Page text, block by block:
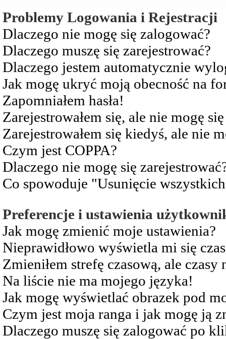
Problemy Logowania i Rejestracji
Dlaczego nie mogę się zalogować?
Dlaczego muszę się zarejestrować?
Dlaczego jestem automatycznie
Jak mogę ukryć moją obecność na
Zapomniałem hasła!
Zarejestrowałem się, ale nie mogę
Zarejestrowałem się kiedyś, ale nie
Czym jest COPPA?
Dlaczego nie mogę się
Co spowoduje "Usunięcie
Preferencje i ustawienia
Jak mogę zmienić moje ustawienia?
Nieprawidłowo wyświetla mi się
Zmieniłem strefę czasową, ale czasy
Na liście nie ma mojego języka!
Jak mogę wyświetlać obrazek pod
Czym jest moja ranga i jak mogę ją
Dlaczego muszę się zalogować po